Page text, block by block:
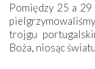
Pomiędzy 25 a
trojgu
Boża, niosąc